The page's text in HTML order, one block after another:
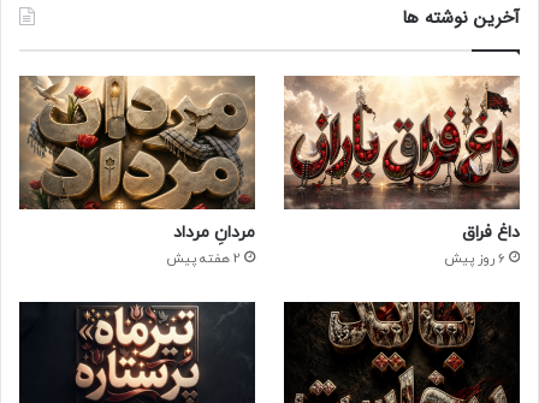
آخرین نوشته ها
داغ فراق
6 روز پیش
مردانِ مرداد
2 هفته پیش